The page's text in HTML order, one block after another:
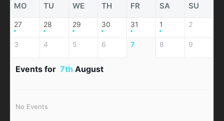
MO TU WE TH FR SA SU
27 28 29 30 31 1 2
3 4 5 6 7 8 9
Events for 7th August
No Events